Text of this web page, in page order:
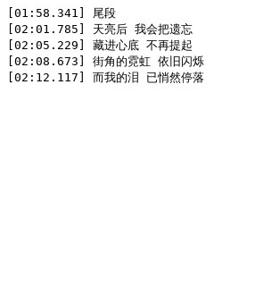
[01:58.341] 尾段
[02:01.785] 天亮后 我会把遗忘
[02:05.229] 藏进心底 不再提起
[02:08.673] 街角的霓虹 依旧闪烁
[02:12.117] 而我的泪 已悄然停落